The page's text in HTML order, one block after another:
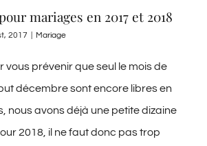
mariages en 2017 et 2018
2017 Mariage
vous prévenir que seul le mois de
décembre sont encore libres en
nous avons déjà une petite dizaine
2018, il ne faut donc pas trop